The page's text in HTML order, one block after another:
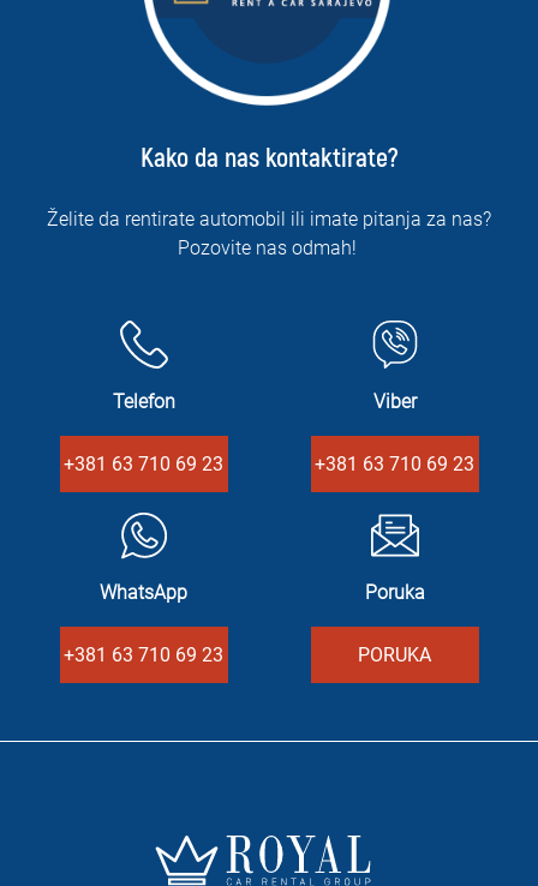
Kako da nas kontaktirate?
Želite da rentirate automobil ili imate pitanja za nas?
Pozovite nas odmah!
Telefon
+381 63 710 69 23
Viber
+381 63 710 69 23
WhatsApp
+381 63 710 69 23
Poruka
PORUKA